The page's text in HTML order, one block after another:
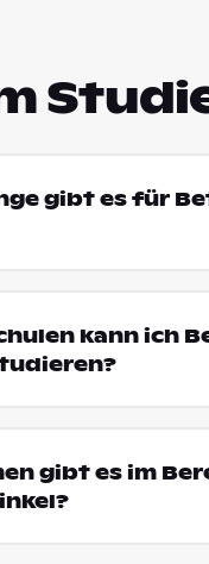
gibt es für
kann ich
gibt es im